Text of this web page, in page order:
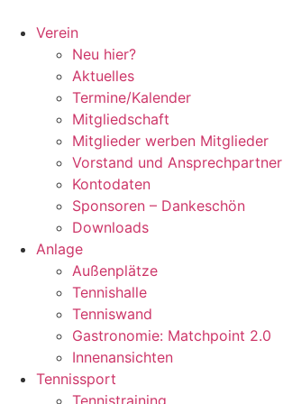
Inhalt
springen
Verein
Neu hier?
Aktuelles
Termine/Kalender
Mitgliedschaft
Mitglieder werben Mitglieder
Vorstand und Ansprechpartner
Kontodaten
Sponsoren – Dankeschön
Downloads
Anlage
Außenplätze
Tennishalle
Tenniswand
Gastronomie: Matchpoint 2.0
Innenansichten
Tennissport
Tennistraining